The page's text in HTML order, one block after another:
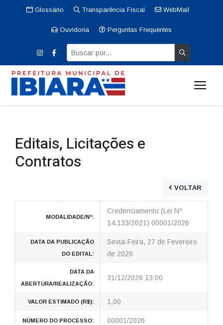
Glossário Transparência Fiscal WebMail
Ouvidoria Perguntas Frequentes
Editais, Licitações e
Contratos
VOLTAR
MODALIDADE/Nº:
Credenciamento (Lei Nº
14.133/2021) 00001/2026
DATA DA PUBLICAÇÃO
DO EDITAL:
Sexta-Feira, 27 de Fevereiro
de 2026
DATA DA
ABERTURA/REALIZAÇÃO:
31/12/2026 13:00
VALOR ESTIMADO (R$): 1,00
NÚMERO DO PROCESSO: 00001/2026